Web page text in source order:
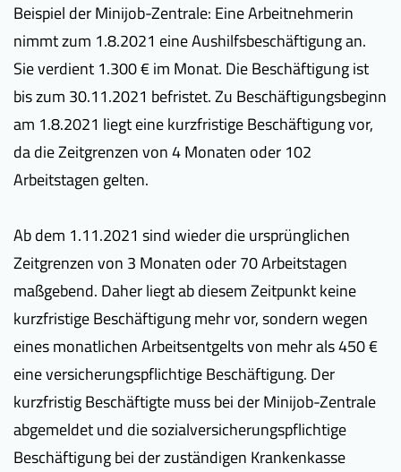
Beispiel der Minijob-Zentrale: Eine Arbeitnehmerin
nimmt zum 1.8.2021 eine Aushilfsbeschäftigung an.
Sie verdient 1.300 € im Monat. Die Beschäftigung ist
bis zum 30.11.2021 befristet. Zu Beschäftigungsbeginn
am 1.8.2021 liegt eine kurzfristige Beschäftigung vor,
da die Zeitgrenzen von 4 Monaten oder 102
Arbeitstagen gelten.
Ab dem 1.11.2021 sind wieder die ursprünglichen
Zeitgrenzen von 3 Monaten oder 70 Arbeitstagen
maßgebend. Daher liegt ab diesem Zeitpunkt keine
kurzfristige Beschäftigung mehr vor, sondern wegen
eines monatlichen Arbeitsentgelts von mehr als 450 €
eine versicherungspflichtige Beschäftigung. Der
kurzfristig Beschäftigte muss bei der Minijob-Zentrale
abgemeldet und die sozialversicherungspflichtige
Beschäftigung bei der zuständigen Krankenkasse